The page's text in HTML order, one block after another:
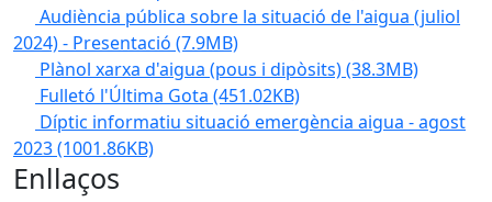
Audiència pública sobre la situació de l'aigua (juliol
2024) - Presentació (7.9MB)
Plànol xarxa d'aigua (pous i dipòsits)(38.3MB)
Fulletó l'Última Gota (451.02KB)
Díptic informatiu situació emergència aigua - agost
2023(1001.86KB)
Enllaços